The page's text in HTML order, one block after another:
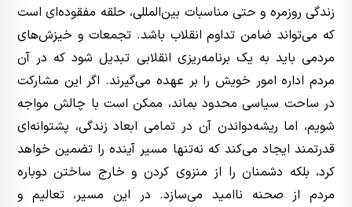
زندگی روزمره و حتی مناسبات بین‌المللی، حلقه‌ مفقوده‌ای است
که می‌تواند ضامن تداوم انقلاب باشد. تجمعات و خیزش‌های
مردمی باید به یک برنامه‌ریزی انقلابی تبدیل شود که در آن
مردم اداره امور خویش را بر عهده می‌گیرند. اگر این مشارکت
در ساحت سیاسی محدود بماند، ممکن است با چالش مواجه
شویم، اما ریشه‌دواندن آن در تمامی ابعاد زندگی، پشتوانه‌ای
قدرتمند ایجاد می‌کند که نه‌تنها مسیر آینده را تضمین خواهد
کرد، بلکه دشمنان را از منزوی کردن و خارج ساختن دوباره
مردم از صحنه ناامید می‌سازد. در این مسیر، تعالیم و